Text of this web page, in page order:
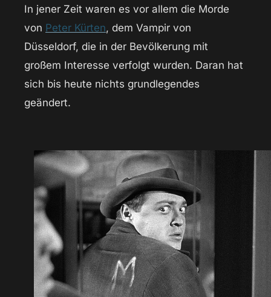
In jener Zeit waren es vor allem die Morde
von Peter Kürten, dem Vampir von
Düsseldorf, die in der Bevölkerung mit
großem Interesse verfolgt wurden. Daran hat
sich bis heute nichts grundlegendes
geändert.